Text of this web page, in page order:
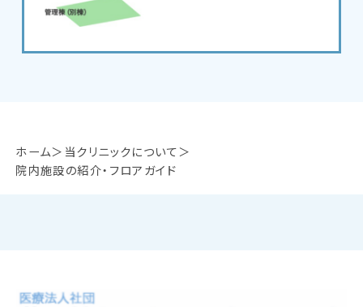
ホーム
当クリニックについて
院内施設の紹介・フロアガイド